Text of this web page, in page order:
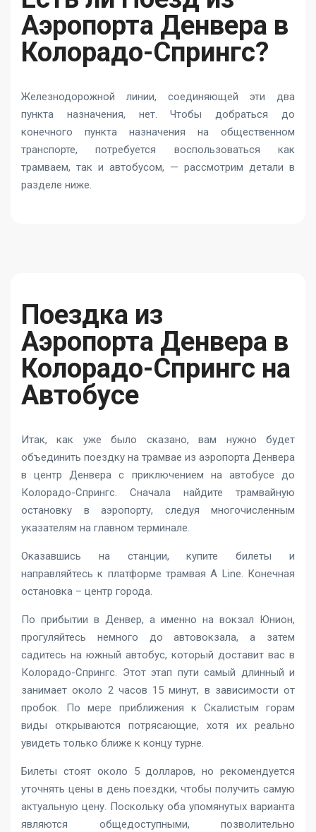
Аэропорта Денвера в
Колорадо-Спрингс?
Железнодорожной линии, соединяющей эти два
пункта назначения, нет. Чтобы добраться до
конечного пункта назначения на общественном
транспорте, потребуется воспользоваться как
трамваем, так и автобусом, — рассмотрим детали в
разделе ниже.
Поездка из
Аэропорта Денвера в
Колорадо-Спрингс на
Автобусе
Итак, как уже было сказано, вам нужно будет
объединить поездку на трамвае из аэропорта Денвера
в центр Денвера с приключением на автобусе до
Колорадо-Спрингс. Сначала найдите трамвайную
остановку в аэропорту, следуя многочисленным
указателям на главном терминале.
Оказавшись на станции, купите билеты и
направляйтесь к платформе трамвая A Line. Конечная
остановка – центр города.
По прибытии в Денвер, а именно на вокзал Юнион,
прогуляйтесь немного до автовокзала, а затем
садитесь на южный автобус, который доставит вас в
Колорадо-Спрингс. Этот этап пути самый длинный и
занимает около 2 часов 15 минут, в зависимости от
пробок. По мере приближения к Скалистым горам
виды открываются потрясающие, хотя их реально
увидеть только ближе к концу турне.
Билеты стоят около 5 долларов, но рекомендуется
уточнять цены в день поездки, чтобы получить самую
актуальную цену. Поскольку оба упомянутых варианта
являются общедоступными, позволительно